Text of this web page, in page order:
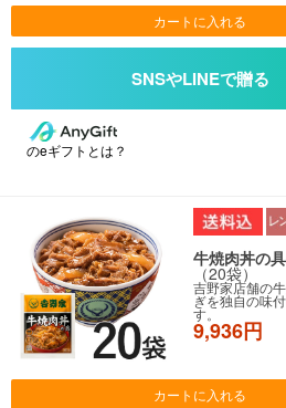
カートに入れる
のeギフトとは？
牛焼肉丼の
（20袋）
吉野家店舗の
ぎを独自の味
す。
9,936円
カートに入れる